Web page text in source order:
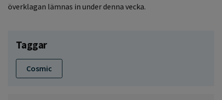
överklagan lämnas in under denna vecka.
Taggar
Cosmic